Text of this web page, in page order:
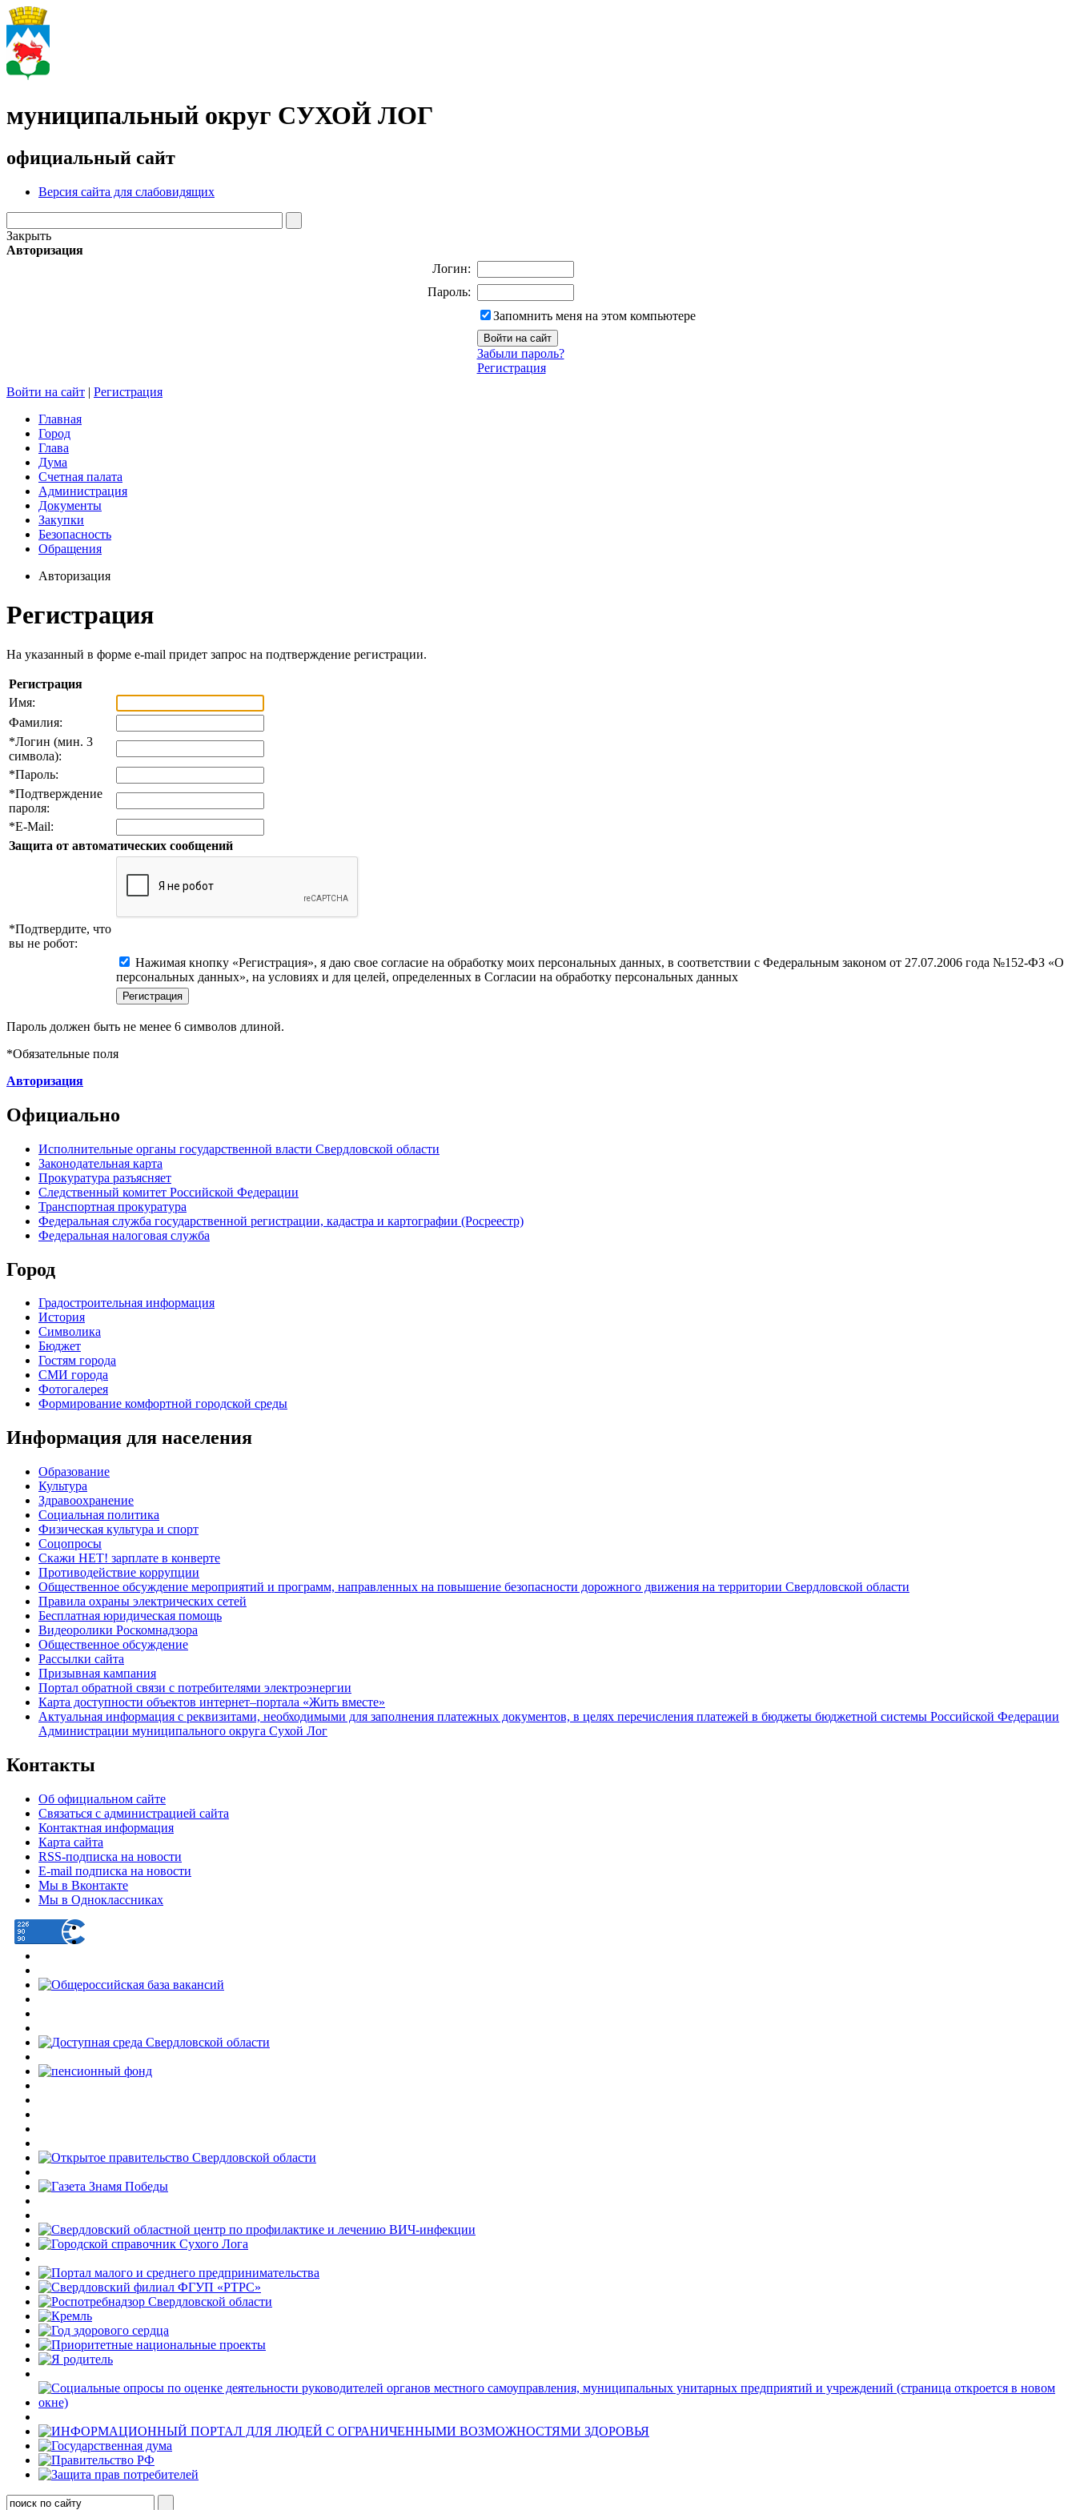
муниципальный округ СУХОЙ ЛОГ
официальный сайт
Версия сайта для слабовидящих
Закрыть
Авторизация
Логин:
Пароль:
Запомнить меня на этом компьютере
Забыли пароль?
Регистрация
Войти на сайт | Регистрация
Главная
Город
Глава
Дума
Счетная палата
Администрация
Документы
Закупки
Безопасность
Обращения
Авторизация
Регистрация
На указанный в форме e-mail придет запрос на подтверждение регистрации.
Регистрация
Имя:
Фамилия:
*Логин (мин. 3
символа):
*Пароль:
*Подтверждение
пароля:
*E-Mail:
Защита от автоматических сообщений
*Подтвердите, что
вы не робот:
Нажимая кнопку «Регистрация», я даю свое согласие на обработку моих персональных данных, в соответствии с Федеральным законом от 27.07.2006 года №152-ФЗ «О
персональных данных», на условиях и для целей, определенных в Согласии на обработку персональных данных
Пароль должен быть не менее 6 символов длиной.
*Обязательные поля
Авторизация
Официально
Исполнительные органы государственной власти Свердловской области
Законодательная карта
Прокуратура разъясняет
Следственный комитет Российской Федерации
Транспортная прокуратура
Федеральная служба государственной регистрации, кадастра и картографии (Росреестр)
Федеральная налоговая служба
Город
Градостроительная информация
История
Символика
Бюджет
Гостям города
СМИ города
Фотогалерея
Формирование комфортной городской среды
Информация для населения
Образование
Культура
Здравоохранение
Социальная политика
Физическая культура и спорт
Соцопросы
Скажи НЕТ! зарплате в конверте
Противодействие коррупции
Общественное обсуждение мероприятий и программ, направленных на повышение безопасности дорожного движения на территории Свердловской области
Правила охраны электрических сетей
Бесплатная юридическая помощь
Видеоролики Роскомнадзора
Общественное обсуждение
Рассылки сайта
Призывная кампания
Портал обратной связи с потребителями электроэнергии
Карта доступности объектов интернет–портала «Жить вместе»
Актуальная информация с реквизитами, необходимыми для заполнения платежных документов, в целях перечисления платежей в бюджеты бюджетной системы Российской Федерации
Администрации муниципального округа Сухой Лог
Контакты
Об официальном сайте
Связаться с администрацией сайта
Контактная информация
Карта сайта
RSS-подписка на новости
E-mail подписка на новости
Мы в Вконтакте
Мы в Одноклассниках